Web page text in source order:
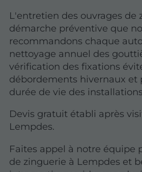
L'entretien des ouvrages de
démarche préventive que
recommandons chaque
nettoyage annuel des
vérification des fixations
débordements hivernaux et
durée de vie des
Devis gratuit établi après
Lempdes.
Faites appel à notre équipe
de zinguerie à Lempdes et